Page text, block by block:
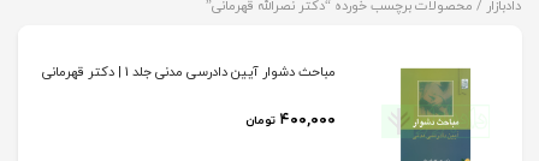
دادبازار / محصولات برچسب خورده “دکتر نصرالله قهرمانی”
مباحث دشوار آیین دادرسی مدنی جلد 1 | دکتر قهرمانی
۴۰۰,۰۰۰ تومان